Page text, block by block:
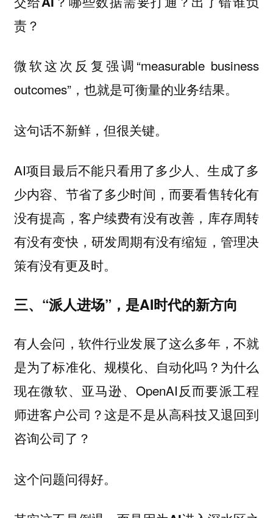
责？
微软这次反复强调“measurable business
outcomes”，也就是可衡量的业务结果。
这句话不新鲜，但很关键。
AI项目最后不能只看用了多少人、生成了多
少内容、节省了多少时间，而要看售转化有
没有提高，客户续费有没有改善，库存周转
有没有变快，研发周期有没有缩短，管理决
策有没有更及时。
三、“派人进场”，是AI时代的新方向
有人会问，软件行业发展了这么多年，不就
是为了标准化、规模化、自动化吗？为什么
现在微软、亚马逊、OpenAI反而要派工程
师进客户公司？这是不是从高科技又退回到
咨询公司了？
这个问题问得好。